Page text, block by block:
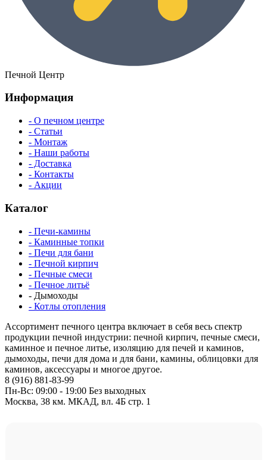
Печной Центр
Информация
- О печном центре
- Статьи
- Монтаж
- Наши работы
- Доставка
- Контакты
- Акции
Каталог
- Печи-камины
- Каминные топки
- Печи для бани
- Печной кирпич
- Печные смеси
- Печное литьё
- Дымоходы
- Котлы отопления
Ассортимент печного центра включает в себя весь спектр
продукции печной индустрии: печной кирпич, печные смеси,
каминное и печное литье, изоляцию для печей и каминов,
дымоходы, печи для дома и для бани, камины, облицовки для
каминов, аксессуары и многое другое.
8 (916) 881-83-99
Пн-Вс: 09:00 - 19:00 Без выходных
Москва, 38 км. МКАД, вл. 4Б стр. 1